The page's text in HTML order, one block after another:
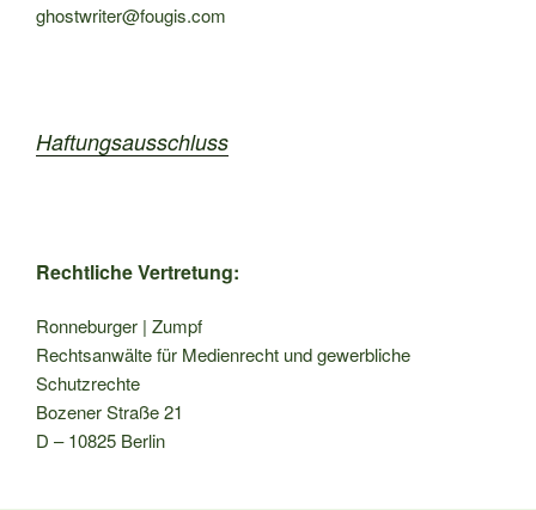
ghostwriter@fougis.com
Haftungsausschluss
Rechtliche Vertretung:
Ronneburger | Zumpf
Rechtsanwälte für Medienrecht und gewerbliche
Schutzrechte
Bozener Straße 21
D – 10825 Berlin